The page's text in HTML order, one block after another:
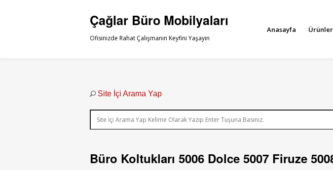
Çağlar Büro Mobilyaları
Ofisinizde Rahat Çalışmanın Keyfini Yaşayın
Anasayfa
Site İçi Arama Yap
Büro Koltukları 5006 Dolce 5007 Firuze